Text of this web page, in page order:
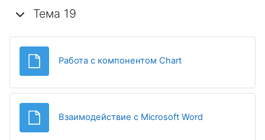
Тема 19
Работа с компонентом ChartФайл
Взаимодействие с Microsoft Word